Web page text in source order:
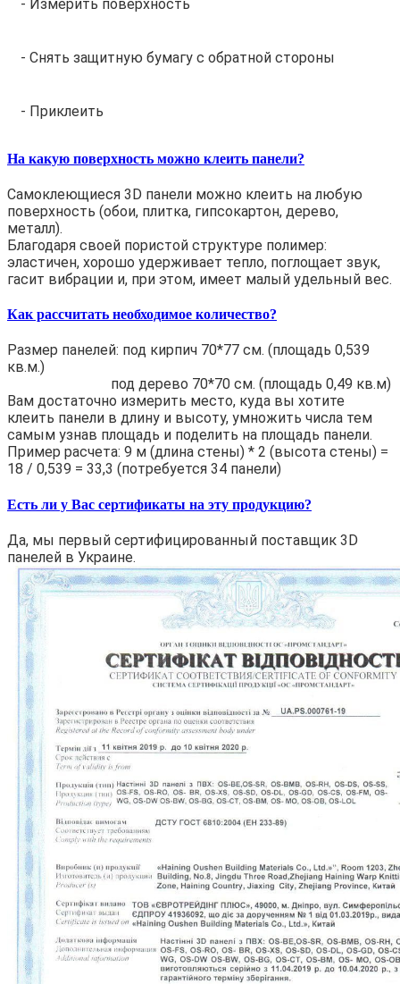
- Измерить поверхность
- Снять защитную бумагу с обратной стороны
- Приклеить
На какую поверхность можно клеить панели?
Самоклеющиеся 3D панели можно клеить на любую
поверхность (обои, плитка, гипсокартон, дерево,
металл).
Благодаря своей пористой структуре полимер:
эластичен, хорошо удерживает тепло, поглощает звук,
гасит вибрации и, при этом, имеет малый удельный вес.
Как рассчитать необходимое количество?
Размер панелей: под кирпич 70*77 см. (площадь 0,539
кв.м.)
под дерево 70*70 см. (площадь 0,49 кв.м)
Вам достаточно измерить место, куда вы хотите
клеить панели в длину и высоту, умножить числа тем
самым узнав площадь и поделить на площадь панели.
Пример расчета: 9 м (длина стены) * 2 (высота стены) =
18 / 0,539 = 33,3 (потребуется 34 панели)
Есть ли у Вас сертификаты на эту продукцию?
Да, мы первый сертифицированный поставщик 3D
панелей в Украине.